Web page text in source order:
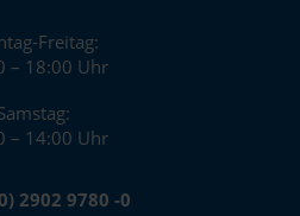
Freitag:
– 18:00 Uhr
– 14:00 Uhr
2902 9780 -0